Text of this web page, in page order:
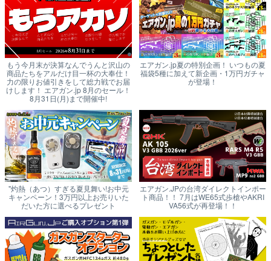
もう今月末が決算なんでうんと沢山の
商品たちをアルだけ目一杯の大奉仕！
力の限りお値引きをして総力戦でお届
けします！ エアガン.jp 8月のセール！
8月31日(月)まで開催中!
エアガン.jp夏の特別企画！ いつもの夏
福袋5種に加えて新企画・1万円ガチャ
が登場！
"灼熱（あつ）すぎる夏見舞い!お中元
キャンペーン！3万円以上お売りいた
だいた方に選べるプレゼント
エアガン.JPの台湾ダイレクトインポー
ト商品！！ 7月はWE65式歩槍やAKRI
VA56式が再登場！！